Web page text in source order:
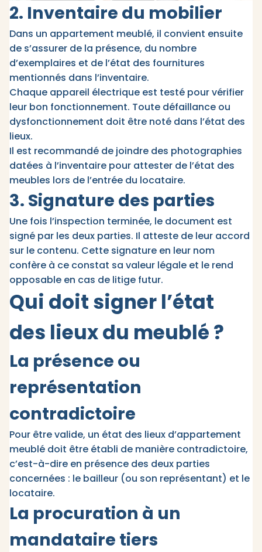
2. Inventaire du mobilier
Dans un appartement meublé, il convient ensuite
de s’assurer de la présence, du nombre
d’exemplaires et de l’état des fournitures
mentionnés dans l’inventaire.
Chaque appareil électrique est testé pour vérifier
leur bon fonctionnement. Toute défaillance ou
dysfonctionnement doit être noté dans l’état des
lieux.​
Il est recommandé de joindre des photographies
datées à l’inventaire pour attester de l’état des
meubles lors de l’entrée du locataire.​
3. Signature des parties
Une fois l’inspection terminée, le document est
signé par les deux parties. Il atteste de leur accord
sur le contenu. Cette signature en leur nom
confère à ce constat sa valeur légale et le rend
opposable en cas de litige futur.​
Qui doit signer l’état
des lieux du meublé ?
La présence ou
représentation
contradictoire
Pour être valide, un état des lieux d’appartement
meublé doit être établi de manière contradictoire,
c’est-à-dire en présence des deux parties
concernées : le bailleur (ou son représentant) et le
locataire.​
La procuration à un
mandataire tiers